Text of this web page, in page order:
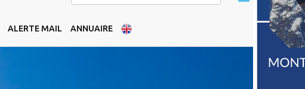
ALERTE MAIL ANNUAIRE